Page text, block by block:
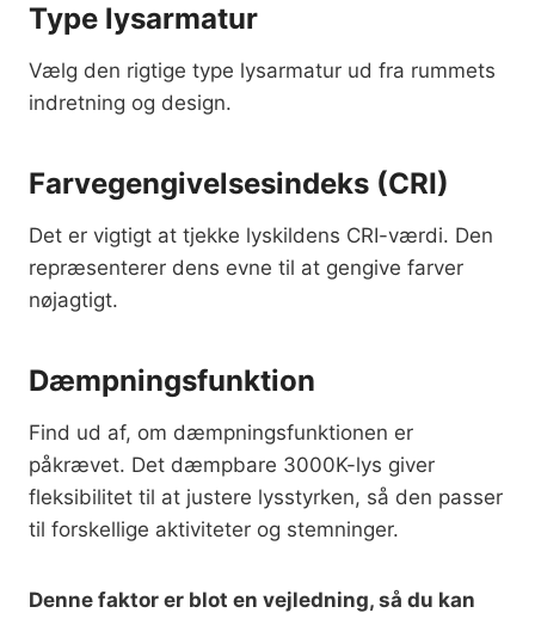
Type lysarmatur
Vælg den rigtige type lysarmatur ud fra rummets
indretning og design.
Farvegengivelsesindeks (CRI)
Det er vigtigt at tjekke lyskildens CRI-værdi. Den
repræsenterer dens evne til at gengive farver
nøjagtigt.
Dæmpningsfunktion
Find ud af, om dæmpningsfunktionen er
påkrævet. Det dæmpbare 3000K-lys giver
fleksibilitet til at justere lysstyrken, så den passer
til forskellige aktiviteter og stemninger.
Denne faktor er blot en vejledning, så du kan